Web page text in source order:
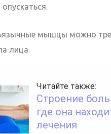
мышцы можно
лица.
Читайте также:
Строение
где она
лечения